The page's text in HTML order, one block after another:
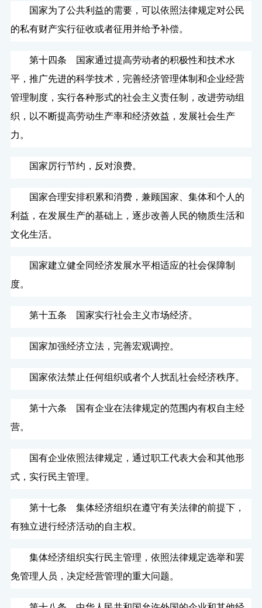
国家为了公共利益的需要，可以依照法律规定对公民
的私有财产实行征收或者征用并给予补偿。
第十四条 国家通过提高劳动者的积极性和技术水
平，推广先进的科学技术，完善经济管理体制和企业经营
管理制度，实行各种形式的社会主义责任制，改进劳动组
织，以不断提高劳动生产率和经济效益，发展社会生产
力。
国家厉行节约，反对浪费。
国家合理安排积累和消费，兼顾国家、集体和个人的
利益，在发展生产的基础上，逐步改善人民的物质生活和
文化生活。
国家建立健全同经济发展水平相适应的社会保障制
度。
第十五条 国家实行社会主义市场经济。
国家加强经济立法，完善宏观调控。
国家依法禁止任何组织或者个人扰乱社会经济秩序。
第十六条 国有企业在法律规定的范围内有权自主经
营。
国有企业依照法律规定，通过职工代表大会和其他形
式，实行民主管理。
第十七条 集体经济组织在遵守有关法律的前提下，
有独立进行经济活动的自主权。
集体经济组织实行民主管理，依照法律规定选举和罢
免管理人员，决定经营管理的重大问题。